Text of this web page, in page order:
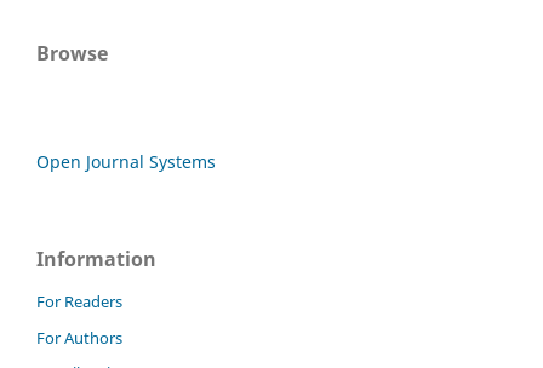
Browse
Open Journal Systems
Information
For Readers
For Authors